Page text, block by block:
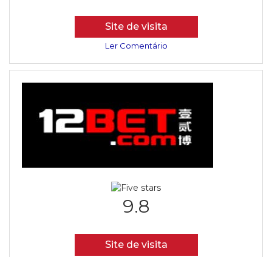
Site de visita
Ler Comentário
9.8
Site de visita